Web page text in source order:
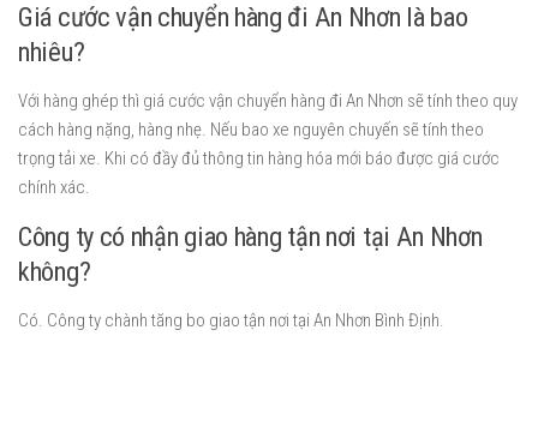
Giá cước vận chuyển hàng đi An Nhơn là bao
nhiêu?
Với hàng ghép thì giá cước vận chuyển hàng đi An Nhơn sẽ tính theo quy
cách hàng nặng, hàng nhẹ. Nếu bao xe nguyên chuyến sẽ tính theo
trọng tải xe. Khi có đầy đủ thông tin hàng hóa mới báo được giá cước
chính xác.
Công ty có nhận giao hàng tận nơi tại An Nhơn
không?
Có. Công ty chành tăng bo giao tận nơi tại An Nhơn Bình Định.